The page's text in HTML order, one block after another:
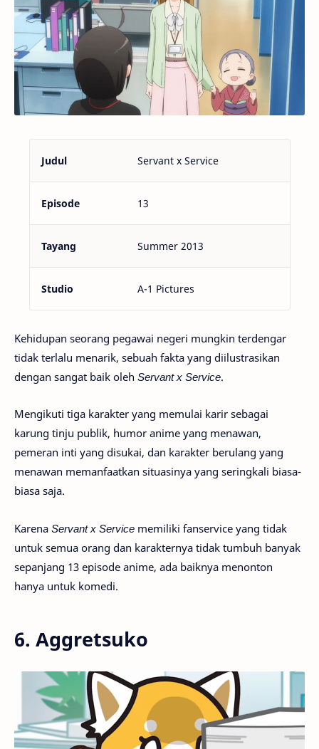
Judul Servant x Service
Episode 13
Tayang Summer 2013
Studio A-1 Pictures
Kehidupan seorang pegawai negeri mungkin terdengar
tidak terlalu menarik, sebuah fakta yang diilustrasikan
dengan sangat baik oleh Servant x Service.
Mengikuti tiga karakter yang memulai karir sebagai
karung tinju publik, humor anime yang menawan,
pemeran inti yang disukai, dan karakter berulang yang
menawan memanfaatkan situasinya yang seringkali biasa-
biasa saja.
Karena Servant x Service memiliki fanservice yang tidak
untuk semua orang dan karakternya tidak tumbuh banyak
sepanjang 13 episode anime, ada baiknya menonton
hanya untuk komedi.
6. Aggretsuko